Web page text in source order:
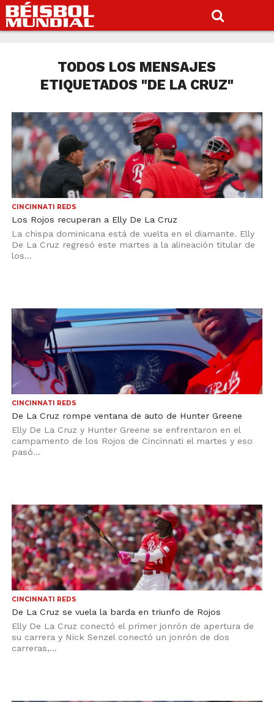
TODOS LOS MENSAJES
ETIQUETADOS "DE LA CRUZ"
CINCINNATI REDS
Los Rojos recuperan a Elly De La Cruz
La chispa dominicana está de vuelta en el diamante. Elly
De La Cruz regresó este martes a la alineación titular de
los...
CINCINNATI REDS
De La Cruz rompe ventana de auto de Hunter Greene
Elly De La Cruz y Hunter Greene se enfrentaron en el
campamento de los Rojos de Cincinnati el martes y eso
pasó...
CINCINNATI REDS
De La Cruz se vuela la barda en triunfo de Rojos
Elly De La Cruz conectó el primer jonrón de apertura de
su carrera y Nick Senzel conectó un jonrón de dos
carreras,...